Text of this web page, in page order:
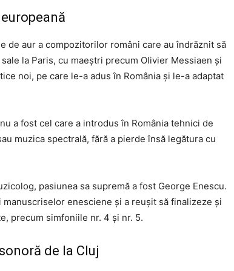
de aur a compozitorilor români care au îndrăznit să
la Paris, cu maeștri precum Olivier Messiaen și
noi, pe care le-a adus în România și le-a adaptat
a fost cel care a introdus în România tehnici de
muzica spectrală, fără a pierde însă legătura cu
pasiunea sa supremă a fost George Enescu.
enesciene și a reușit să finalizeze și
precum simfoniile nr. 4 și nr. 5.
de la Cluj